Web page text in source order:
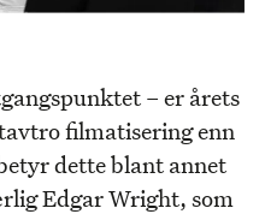
– er årets
filmatisering enn
dette blant annet
Edgar Wright, som